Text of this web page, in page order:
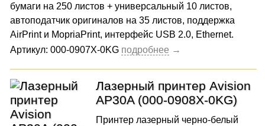
бумаги на 250 листов + универсальный 10 листов,
автоподатчик оригиналов на 35 листов, поддержка
AirPrint и MopriaPrint, интерфейс USB 2.0, Ethernet.
Артикул: 000-0907X-0KG
Лазерный принтер Avision
AP30A (000-0908X-0KG)
Принтер лазерный черно-белый